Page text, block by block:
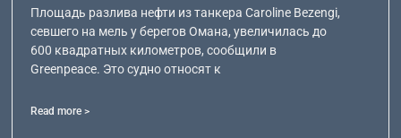
Площадь разлива нефти из танкера Caroline Bezengi,
севшего на мель у берегов Омана, увеличилась до
600 квадратных километров, сообщили в
Greenpeace. Это судно относят к
Read more >